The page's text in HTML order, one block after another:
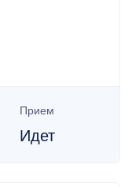
Прием
Идет